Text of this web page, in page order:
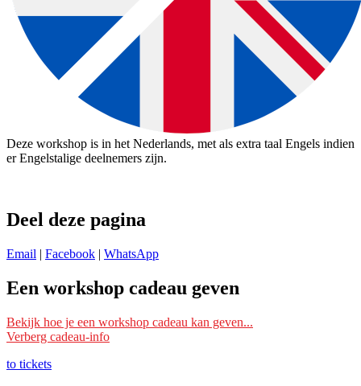
Deze workshop is in het Nederlands, met als extra taal Engels indien
er Engelstalige deelnemers zijn.
Deel deze pagina
Email | Facebook | WhatsApp
Een workshop cadeau geven
Ik wil deze workshop als cadeau geven
en vermeld bij ‘Opmerking’ voor wie het is. Wij reserveren dan een
Bekijk hoe je een workshop cadeau kan geven...
Verberg cadeau-info
to tickets